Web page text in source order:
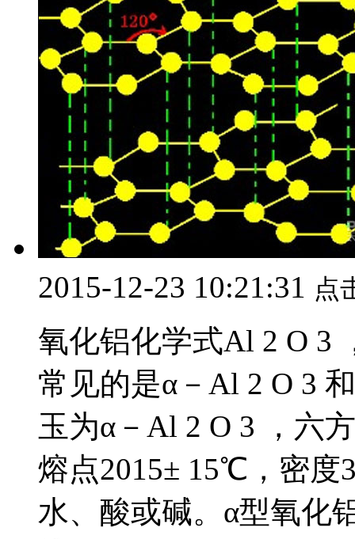
2015-12-23 10:21:31 点
氧化铝化学式Al 2 O 3
常见的是α－Al 2 O 3
玉为α－Al 2 O 3 ，六
熔点2015± 15℃，密度
水、酸或碱。α型氧化